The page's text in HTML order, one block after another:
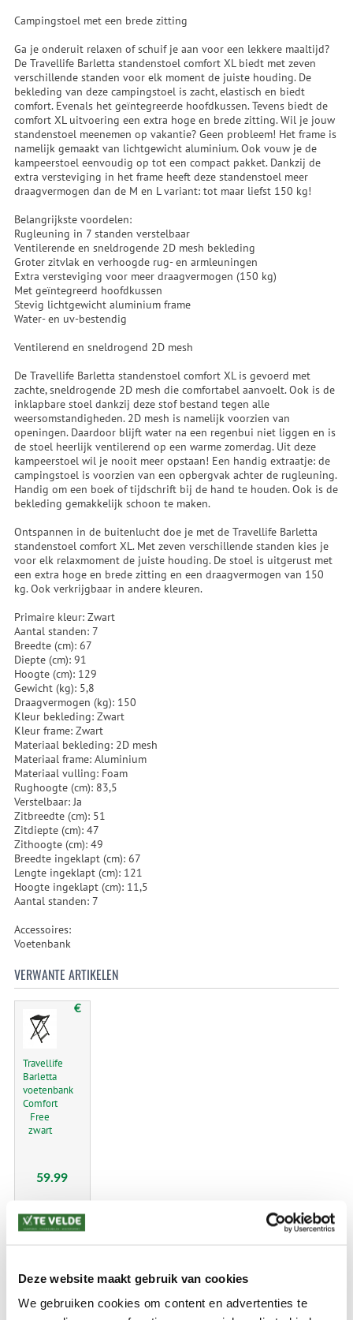
Deze website maakt gebruik van cookies
We gebruiken cookies om content en advertenties te
Campingstoel met een brede zitting
Ga je onderuit relaxen of schuif je aan voor een lekkere maaltijd?
De Travellife Barletta standenstoel comfort XL biedt met zeven
verschillende standen voor elk moment de juiste houding. De
bekleding van deze campingstoel is zacht, elastisch en biedt
comfort. Evenals het geïntegreerde hoofdkussen. Tevens biedt de
comfort XL uitvoering een extra hoge en brede zitting. Wil je jouw
standenstoel meenemen op vakantie? Geen probleem! Het frame is
namelijk gemaakt van lichtgewicht aluminium. Ook vouw je de
kampeerstoel eenvoudig op tot een compact pakket. Dankzij de
extra versteviging in het frame heeft deze standenstoel meer
draagvermogen dan de M en L variant: tot maar liefst 150 kg!
Belangrijkste voordelen:
Rugleuning in 7 standen verstelbaar
Ventilerende en sneldrogende 2D mesh bekleding
Groter zitvlak en verhoogde rug- en armleuningen
Extra versteviging voor meer draagvermogen (150 kg)
Met geïntegreerd hoofdkussen
Stevig lichtgewicht aluminium frame
Water- en uv-bestendig
Ventilerend en sneldrogend 2D mesh
De Travellife Barletta standenstoel comfort XL is gevoerd met
zachte, sneldrogende 2D mesh die comfortabel aanvoelt. Ook is de
inklapbare stoel dankzij deze stof bestand tegen alle
weersomstandigheden. 2D mesh is namelijk voorzien van
openingen. Daardoor blijft water na een regenbui niet liggen en is
de stoel heerlijk ventilerend op een warme zomerdag. Uit deze
kampeerstoel wil je nooit meer opstaan! Een handig extraatje: de
campingstoel is voorzien van een opbergvak achter de rugleuning.
Handig om een boek of tijdschrift bij de hand te houden. Ook is de
bekleding gemakkelijk schoon te maken.
Ontspannen in de buitenlucht doe je met de Travellife Barletta
standenstoel comfort XL. Met zeven verschillende standen kies je
voor elk relaxmoment de juiste houding. De stoel is uitgerust met
een extra hoge en brede zitting en een draagvermogen van 150
kg. Ook verkrijgbaar in andere kleuren.
Primaire kleur: Zwart
Aantal standen: 7
Breedte (cm): 67
Diepte (cm): 91
Hoogte (cm): 129
Gewicht (kg): 5,8
Draagvermogen (kg): 150
Kleur bekleding: Zwart
Kleur frame: Zwart
Materiaal bekleding: 2D mesh
Materiaal frame: Aluminium
Materiaal vulling: Foam
Rughoogte (cm): 83,5
Verstelbaar: Ja
Zitbreedte (cm): 51
Zitdiepte (cm): 47
Zithoogte (cm): 49
Breedte ingeklapt (cm): 67
Lengte ingeklapt (cm): 121
Hoogte ingeklapt (cm): 11,5
Aantal standen: 7
Accessoires:
Voetenbank
VERWANTE ARTIKELEN
Travellife
Barletta
voetenbank
Comfort
Free
zwart
€
59.99
Voortenten en luifels